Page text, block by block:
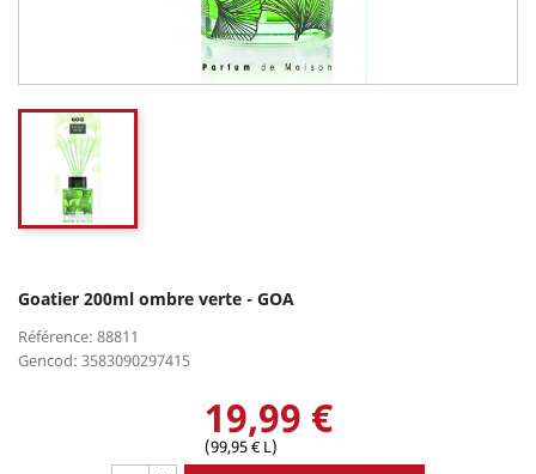
Goatier 200ml ombre verte - GOA
Référence: 88811
Gencod: 3583090297415
19,99 €
(99,95 € L)